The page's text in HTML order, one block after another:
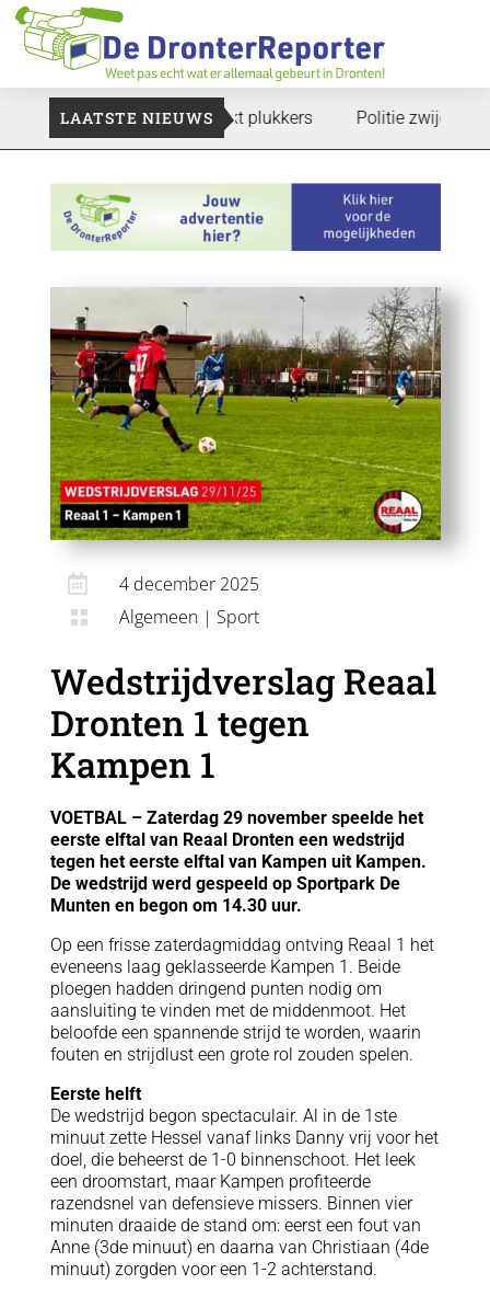
LAATSTE NIEUWS
gaan: Voedselbank zoekt plukkers Politie zwijgt nog over
 4 december 2025
 Algemeen | Sport
Wedstrijdverslag Reaal
Dronten 1 tegen
Kampen 1
VOETBAL – Zaterdag 29 november speelde het
eerste elftal van Reaal Dronten een wedstrijd
tegen het eerste elftal van Kampen uit Kampen.
De wedstrijd werd gespeeld op Sportpark De
Munten en begon om 14.30 uur.
Op een frisse zaterdagmiddag ontving Reaal 1 het
eveneens laag geklasseerde Kampen 1. Beide
ploegen hadden dringend punten nodig om
aansluiting te vinden met de middenmoot. Het
beloofde een spannende strijd te worden, waarin
fouten en strijdlust een grote rol zouden spelen.
Eerste helft
De wedstrijd begon spectaculair. Al in de 1ste
minuut zette Hessel vanaf links Danny vrij voor het
doel, die beheerst de 1-0 binnenschoot. Het leek
een droomstart, maar Kampen profiteerde
razendsnel van defensieve missers. Binnen vier
minuten draaide de stand om: eerst een fout van
Anne (3de minuut) en daarna van Christiaan (4de
minuut) zorgden voor een 1-2 achterstand.